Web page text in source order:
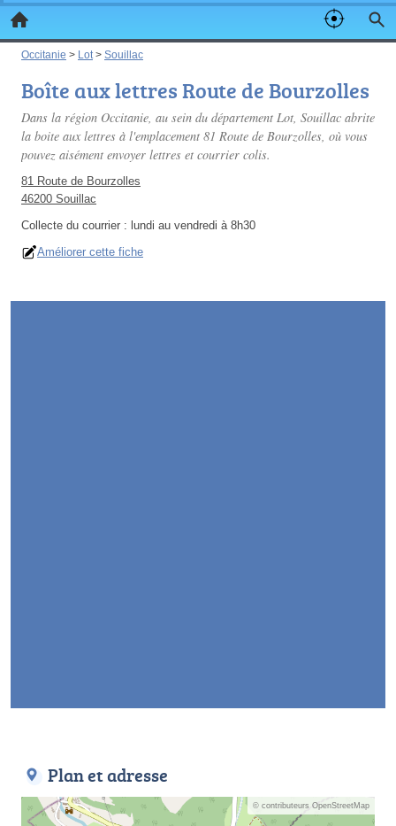
Occitanie > Lot > Souillac
Boîte aux lettres Route de Bourzolles
Dans la région Occitanie, au sein du département Lot, Souillac abrite
la boite aux lettres à l'emplacement 81 Route de Bourzolles, où vous
pouvez aisément envoyer lettres et courrier colis.
81 Route de Bourzolles
46200 Souillac
Collecte du courrier : lundi au vendredi à 8h30
Améliorer cette fiche
Plan et adresse
© contributeurs OpenStreetMap